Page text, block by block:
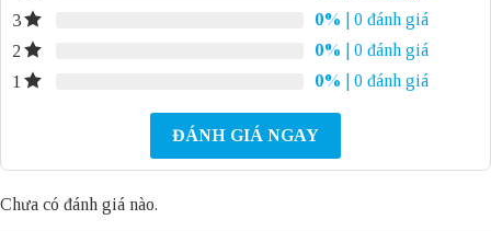
3
0%
| 0 đánh giá
2
0%
| 0 đánh giá
1
0% | 0 đánh giá
ĐÁNH GIÁ NGAY
Chưa có đánh giá nào.